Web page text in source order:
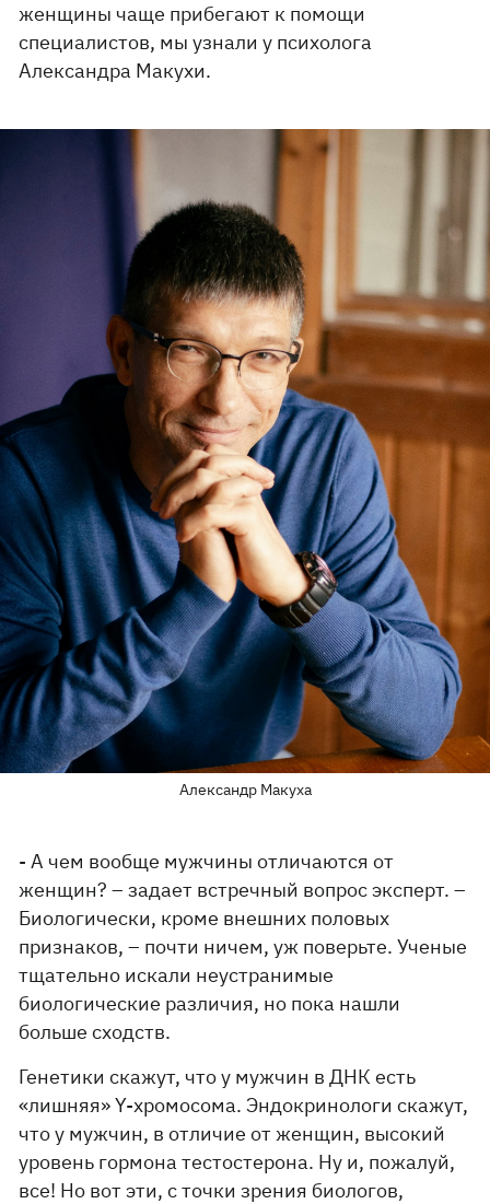
женщины чаще прибегают к помощи
специалистов, мы узнали у психолога
Александра Макухи.
Александр Макуха
- А чем вообще мужчины отличаются от
женщин? – задает встречный вопрос эксперт. –
Биологически, кроме внешних половых
признаков, – почти ничем, уж поверьте. Ученые
тщательно искали неустранимые
биологические различия, но пока нашли
больше сходств.
Генетики скажут, что у мужчин в ДНК есть
«лишняя» Y-хромосома. Эндокринологи скажут,
что у мужчин, в отличие от женщин, высокий
уровень гормона тестостерона. Ну и, пожалуй,
все! Но вот эти, с точки зрения биологов,